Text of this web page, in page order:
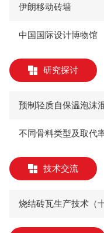
伊朗移动砖墙
中国国际设计博物馆
研究探讨
预制轻质自保温泡沫
技术交流
烧结砖瓦生产技术（